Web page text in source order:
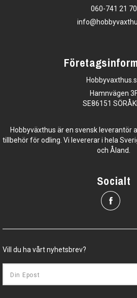
060-741 21 70
Hamnvägen
SE86151
Hobbyväxthus är en svensk leverantör
tillbehör för odling. Vi levererar i hela
och Åland.
Socialt
Vill du ha vårt nyhetsbrev?